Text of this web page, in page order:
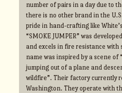
number of pairs in a day due to
there is no other brand in the
pride in hand-crafting like
“SMOKE JUMPER” was
and excels in fire resistance with
name was inspired by a scene
jumping out of a plane and
wildfire”. Their factory currently
Washington. They operate with